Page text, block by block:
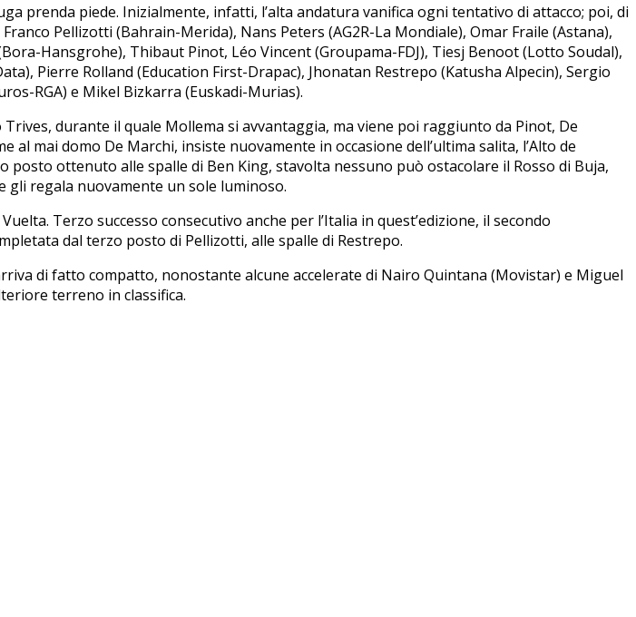
prenda piede. Inizialmente, infatti, l’alta andatura vanifica ogni tentativo di attacco; poi, di
Pellizotti (Bahrain-Merida), Nans Peters (AG2R-La Mondiale), Omar Fraile (Astana),
Hansgrohe), Thibaut Pinot, Léo Vincent (Groupama-FDJ), Tiesj Benoot (Lotto Soudal),
Pierre Rolland (Education First-Drapac), Jhonatan Restrepo (Katusha Alpecin), Sergio
RGA) e Mikel Bizkarra (Euskadi-Murias).
durante il quale Mollema si avvantaggia, ma viene poi raggiunto da Pinot, De
mai domo De Marchi, insiste nuovamente in occasione dell’ultima salita, l’Alto de
ottenuto alle spalle di Ben King, stavolta nessuno può ostacolare il Rosso di Buja,
gli regala nuovamente un sole luminoso.
Terzo successo consecutivo anche per l’Italia in quest’edizione, il secondo
dal terzo posto di Pellizotti, alle spalle di Restrepo.
di fatto compatto, nonostante alcune accelerate di Nairo Quintana (Movistar) e Miguel
terreno in classifica.